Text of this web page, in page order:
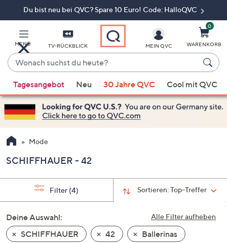
Du bist neu bei QVC? Spare 10 Euro! Code: HalloQVC
MENÜ TV-RÜCKBLICK
Wonach
suchst
du
heute?
Vorschläge
verfügbar
sind,
verwenden
Sie
Pfeiltasten
nach
und
nach
unten
oder
MEIN QVC
0
WARENKORB
Tagesangebot Neu 30 Jahre QVC Cool mit QVC
Mode
SCHIFFHAUER - 42
Sortieren:Top-Treffer
Filter (4)
Alle Filter aufheben
Deine Auswahl:
SCHIFFHAUER
42
Ballerinas